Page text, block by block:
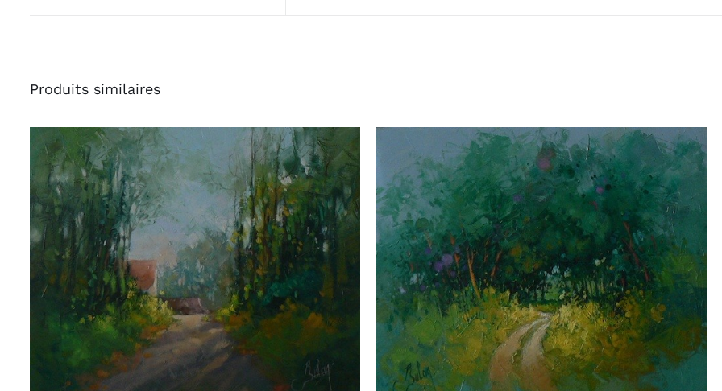
Produits similaires
AJOUTER AU PANIER / APERÇU AJOUTER AU PANIER / APERÇU